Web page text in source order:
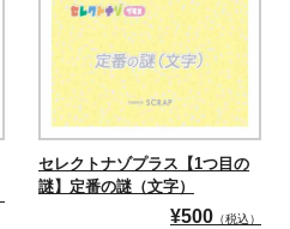
セレクトナゾプラス【1つ目の
謎】定番の謎（文字）
¥500 （税込）